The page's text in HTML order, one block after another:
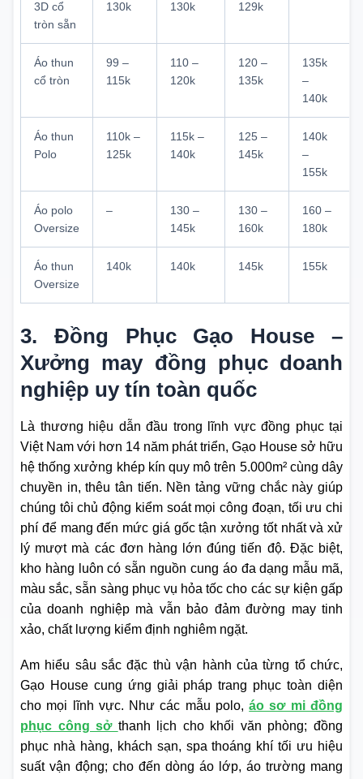
3D cổ
tròn sẵn
130k 130k 129k
Áo thun
cổ tròn
99 –
115k
110 –
120k
120 –
135k
135k
–
140k
Áo thun
Polo
110k –
125k
115k –
140k
125 –
145k
140k
–
155k
Áo polo
Oversize
–
130 –
145k
130 –
160k
160 –
180k
Áo thun
Oversize
140k 140k 145k 155k
3. Đồng Phục Gạo House –
Xưởng may đồng phục doanh
nghiệp uy tín toàn quốc
Là thương hiệu dẫn đầu trong lĩnh vực đồng phục tại
Việt Nam với hơn 14 năm phát triển, Gạo House sở hữu
hệ thống xưởng khép kín quy mô trên 5.000m² cùng dây
chuyền in, thêu tân tiến. Nền tảng vững chắc này giúp
chúng tôi chủ động kiểm soát mọi công đoạn, tối ưu chi
phí để mang đến mức giá gốc tận xưởng tốt nhất và xử
lý mượt mà các đơn hàng lớn đúng tiến độ. Đặc biệt,
kho hàng luôn có sẵn nguồn cung áo đa dạng mẫu mã,
màu sắc, sẵn sàng phục vụ hỏa tốc cho các sự kiện gấp
của doanh nghiệp mà vẫn bảo đảm đường may tinh
xảo, chất lượng kiểm định nghiêm ngặt.
Am hiểu sâu sắc đặc thù vận hành của từng tổ chức,
Gạo House cung ứng giải pháp trang phục toàn diện
cho mọi lĩnh vực. Như các mẫu polo,áo sơ mi đồng
phục công sở thanh lịch cho khối văn phòng; đồng
phục nhà hàng, khách sạn, spa thoáng khí tối ưu hiệu
suất vận động; cho đến dòng áo lớp, áo trường mang